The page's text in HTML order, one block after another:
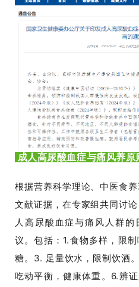
成人高尿酸血症与痛风养原
根据营养科学理论、中医食
文献证据，在专家组共同讨
人高尿酸血症与痛风人群
议。包括：1.食物多样，限
糖。3. 足量饮水，限制饮酒
吃动平衡，健康体重。6.辨